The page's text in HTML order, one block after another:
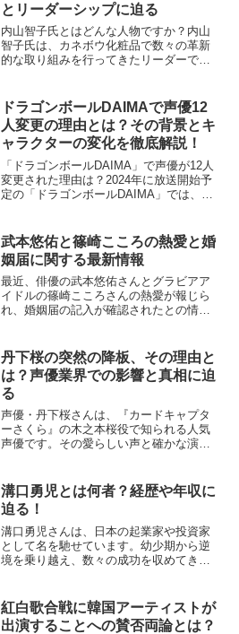
とリーダーシップに迫る
内山智子氏とはどんな人物ですか？内山
智子氏は、カネボウ化粧品で数々の革新
的な取り組みを行ってきたリーダーであ
王に入社し、化粧品業界に深く関わるキ
ャリアを歩んできました。...
ドラゴンボールDAIMAで声優12
人変更の理由とは？その背景とキ
ャラクターの変化を徹底解説！
「ドラゴンボールDAIMA」で声優が12人
変更された理由は？2024年に放送開始予
定の「ドラゴンボールDAIMA」では、な
大きいのは、声優陣の高齢化です。「ド
ラゴンボ...
武本悠佑と篠崎こころの熱愛と婚
姻届に関する最新情報
最近、俳優の武本悠佑さんとグラビアア
イドルの篠崎こころさんの熱愛が報じら
れ、婚姻届の記入が確認されたとの情報
熱愛の発覚武本悠佑さんと篠崎こころさ
んの熱愛は、SNS上で流...
丹下桜の突然の降板、その理由と
は？声優業界での影響と真相に迫
る
声優・丹下桜さんは、『カードキャプタ
ーさくら』の木之本桜役で知られる人気
声優です。その愛らしい声と確かな演技
所し、その翌年には声優業を長期休業す
るという突然の決断をし...
溝口勇児とは何者？経歴や年収に
迫る！
溝口勇児さんは、日本の起業家や投資家
として名を馳せています。幼少期から逆
境を乗り越え、数々の成功を収めてきた
に詳しく解説します。溝口勇児の本名
は？活動名との違いとは？溝...
紅白歌合戦に韓国アーティストが
出演することへの賛否両論とは？